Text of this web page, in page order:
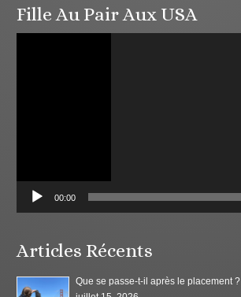
Fille Au Pair Aux USA
00:00
Articles Récents
Que se passe-t-il après le placement ?